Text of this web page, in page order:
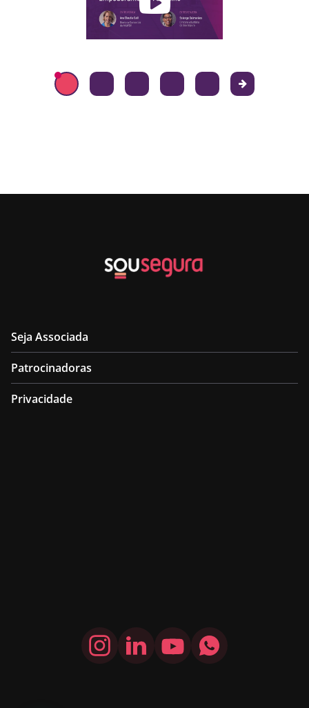
Seja Associada
Patrocinadoras
Privacidade